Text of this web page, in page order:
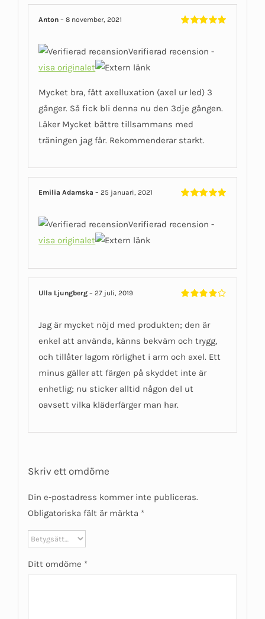
Anton– 8 november, 2021
Verifierad recension -
visa originalet
Mycket bra, fått axelluxation (axel ur led) 3
gånger. Så fick bli denna nu den 3dje gången.
Läker Mycket bättre tillsammans med
träningen jag får. Rekommenderar starkt.
Emilia Adamska– 25 januari, 2021
Verifierad recension -
visa originalet
Ulla Ljungberg– 27 juli, 2019
Jag är mycket nöjd med produkten; den är
enkel att använda, känns bekväm och trygg,
och tillåter lagom rörlighet i arm och axel. Ett
minus gäller att färgen på skyddet inte är
enhetlig; nu sticker alltid någon del ut
oavsett vilka kläderfärger man har.
Skriv ett omdöme
Din e-postadress kommer inte publiceras.
Obligatoriska fält är märkta *
Ditt omdöme *